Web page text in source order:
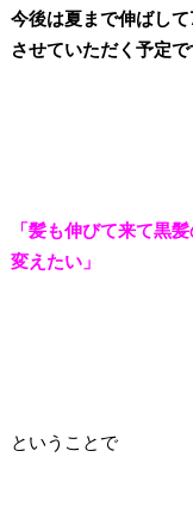
今後は夏まで伸ばし
させていただく予定で
「髪も伸びて来て黒
変えたい」
ということで